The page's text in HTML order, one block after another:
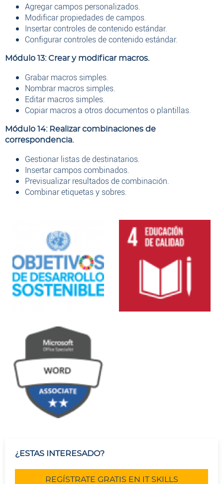
Agregar campos personalizados.
Modificar propiedades de campos.
Insertar controles de contenido estándar.
Configurar controles de contenido estándar.
Módulo 13: Crear y modificar macros.
Grabar macros simples.
Nombrar macros simples.
Editar macros simples.
Copiar macros a otros documentos o plantillas.
Módulo 14: Realizar combinaciones de
correspondencia.
Gestionar listas de destinatarios.
Insertar campos combinados.
Previsualizar resultados de combinación.
Combinar etiquetas y sobres.
¿ESTAS INTERESADO?
REGÍSTRATE GRATIS EN IT SKILLS